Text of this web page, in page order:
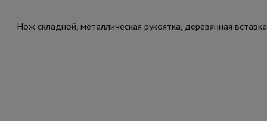
Нож складной, металлическая рукоятка, деревянная вставка